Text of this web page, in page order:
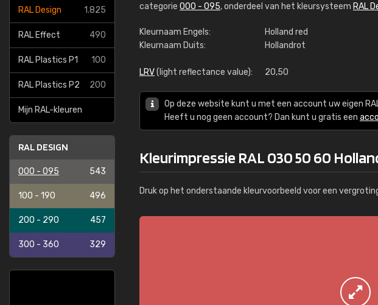
RAL Design 1.825
RAL Effect 490
RAL Plastics P1 100
RAL Plastics P2 200
Mijn RAL-kleuren
RAL DESIGN
000 - 095 543
100 - 190 496
200 - 290 457
300 - 360 329
categorie 000 - 095, onderdeel van het kleursysteem RAL
Kleurnaam Engels:
Holland red
Kleurnaam Duits:
Hollandrot
LRV(light reflectance value): 20,50
Op deze website kunt u met een account uw eigen
Heeft u nog geen account? Dan kunt u gratis een
Kleurimpressie RAL 030 50 60
Druk op het onderstaande kleurvoorbeeld voor een